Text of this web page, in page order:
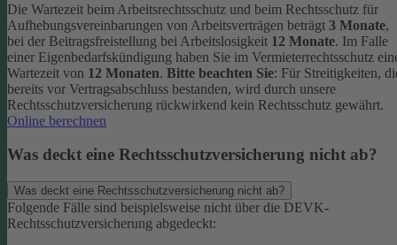
Die Wartezeit beim Arbeitsrechtsschutz und beim Rechtsschutz für
Aufhebungsvereinbarungen von Arbeitsverträgen beträgt 3 Monate,
bei der Beitragsfreistellung bei Arbeitslosigkeit 12 Monate. Im Falle
einer Eigenbedarfskündigung haben Sie im Vermieterrechtsschutz
Wartezeit von 12 Monaten. Bitte beachten Sie: Für Streitigkeiten,
bereits vor Vertragsabschluss bestanden, wird durch unsere
Rechtsschutzversicherung rückwirkend kein Rechtsschutz gewährt.
Online berechnen
Was deckt eine Rechtsschutzversicherung nicht ab?
Was deckt eine Rechtsschutzversicherung nicht ab?
Folgende Fälle sind beispielsweise nicht über die DEVK-
Rechtsschutzversicherung abgedeckt: